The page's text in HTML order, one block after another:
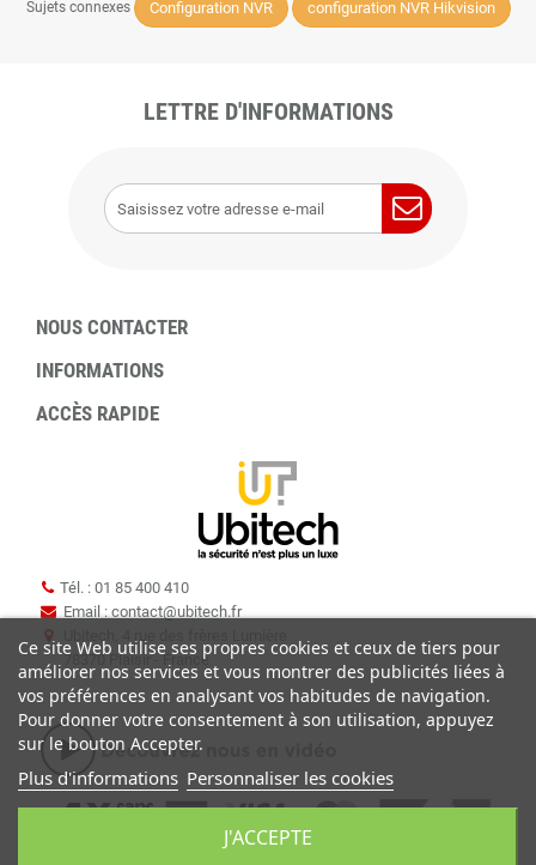
Sujets connexes Configuration NVR configuration NVR Hikvision
LETTRE D'INFORMATIONS
NOUS CONTACTER
INFORMATIONS
ACCÈS RAPIDE
Tél. : 01 85 400 410
Email : contact@ubitech.fr
78370 Plaisir - France
Ce site Web utilise ses propres cookies et ceux de tiers pour
améliorer nos services et vous montrer des publicités liées à
vos préférences en analysant vos habitudes de navigation.
Pour donner votre consentement à son utilisation, appuyez
sur le bouton Accepter.
Plus d'informations Personnaliser les cookies
J'ACCEPTE